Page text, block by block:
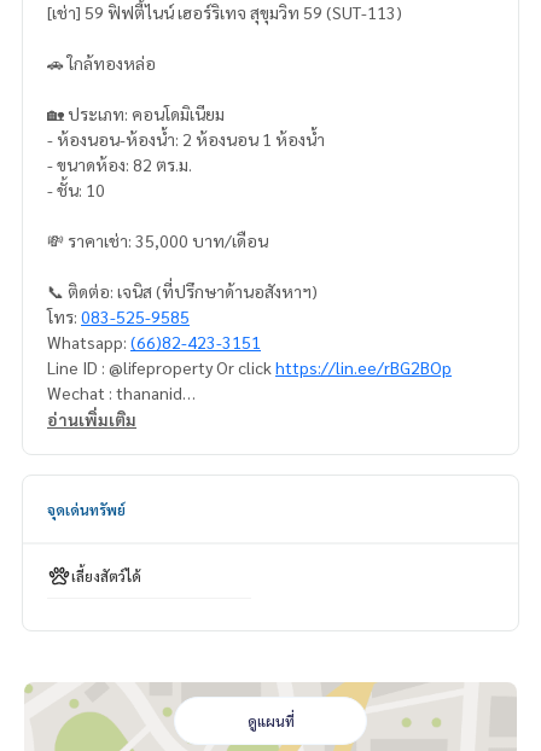
[เช่า] 59 ฟิฟตี้ไนน์ เฮอร์ริเทจ สุขุมวิท 59 (SUT-113)
🚗 ใกล้ทองหล่อ
🏡 ประเภท: คอนโดมิเนียม
- ห้องนอน-ห้องน้ำ: 2 ห้องนอน 1 ห้องน้ำ
- ขนาดห้อง: 82 ตร.ม.
- ชั้น: 10
💸 ราคาเช่า: 35,000 บาท/เดือน
📞 ติดต่อ: เจนิส (ที่ปรึกษาด้านอสังหาฯ)
โทร: 083-525-9585
Whatsapp: (66)82-423-3151
Line ID : @lifeproperty Or click https://lin.ee/rBG2BOp
Wechat : thananid
อีเมล:lifeproperty.bkk@gmail.com
สังหาริมทรัพย์ในกรุงเทพฯ
ให้คุณ ฟรี!
#bangkokcondo #คอนโดพร้อมอยู่ #คอนโดน่าอยู่ #คอนโดน่า
ลงทุน #คอนโดหรู #condointhailand #thailandcondo
อ่านเพิ่มเติม
จุดเด่นทรัพย์
เลี้ยงสัตว์ได้
ดูแผนที่